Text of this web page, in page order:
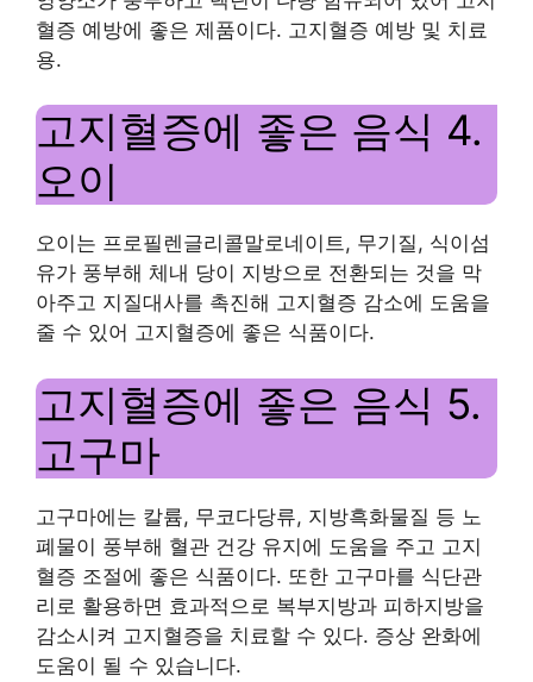
혈증 예방에 좋은 제품이다. 고지혈증 예방 및 치료
용.
고지혈증에 좋은 음식 4.
오이
오이는 프로필렌글리콜말로네이트, 무기질, 식이섬
유가 풍부해 체내 당이 지방으로 전환되는 것을 막
아주고 지질대사를 촉진해 고지혈증 감소에 도움을
줄 수 있어 고지혈증에 좋은 식품이다.
고지혈증에 좋은 음식 5.
고구마
고구마에는 칼륨, 무코다당류, 지방흑화물질 등 노
폐물이 풍부해 혈관 건강 유지에 도움을 주고 고지
혈증 조절에 좋은 식품이다. 또한 고구마를 식단관
리로 활용하면 효과적으로 복부지방과 피하지방을
감소시켜 고지혈증을 치료할 수 있다. 증상 완화에
도움이 될 수 있습니다.